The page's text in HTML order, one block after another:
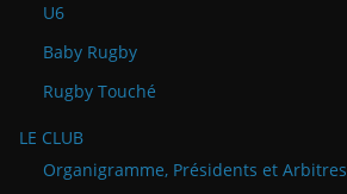
U6
Baby Rugby
Rugby Touché
LE CLUB
Organigramme, Présidents et Arbitres